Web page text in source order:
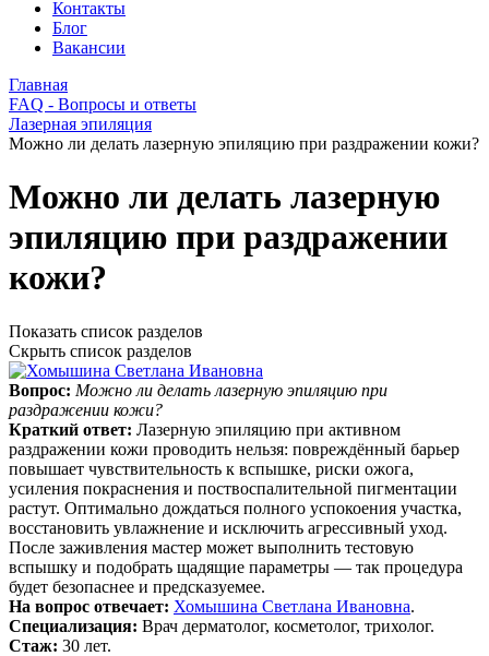
Контакты
Блог
Вакансии
Главная
FAQ - Вопросы и ответы
Лазерная эпиляция
Можно ли делать лазерную эпиляцию при раздражении кожи?
Можно ли делать лазерную
эпиляцию при раздражении
кожи?
Показать список разделов
Скрыть список разделов
Вопрос: Можно ли делать лазерную эпиляцию при
раздражении кожи?
Краткий ответ: Лазерную эпиляцию при активном
раздражении кожи проводить нельзя: повреждённый барьер
повышает чувствительность к вспышке, риски ожога,
усиления покраснения и поствоспалительной пигментации
растут. Оптимально дождаться полного успокоения участка,
восстановить увлажнение и исключить агрессивный уход.
После заживления мастер может выполнить тестовую
вспышку и подобрать щадящие параметры — так процедура
будет безопаснее и предсказуемее.
На вопрос отвечает: Хомышина Светлана Ивановна.
Специализация: Врач дерматолог, косметолог, трихолог.
Стаж: 30 лет.